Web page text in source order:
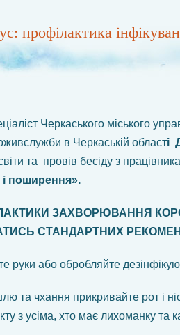
профілактика
Черкаського міського
в Черкаській області
та провів бесіду з
і поширення».
ЗАХВОРЮВАННЯ
СТАНДАРТНИХ
руки або обробляйте
та чхання прикривайте рот і
з усіма, хто має лихоманку та